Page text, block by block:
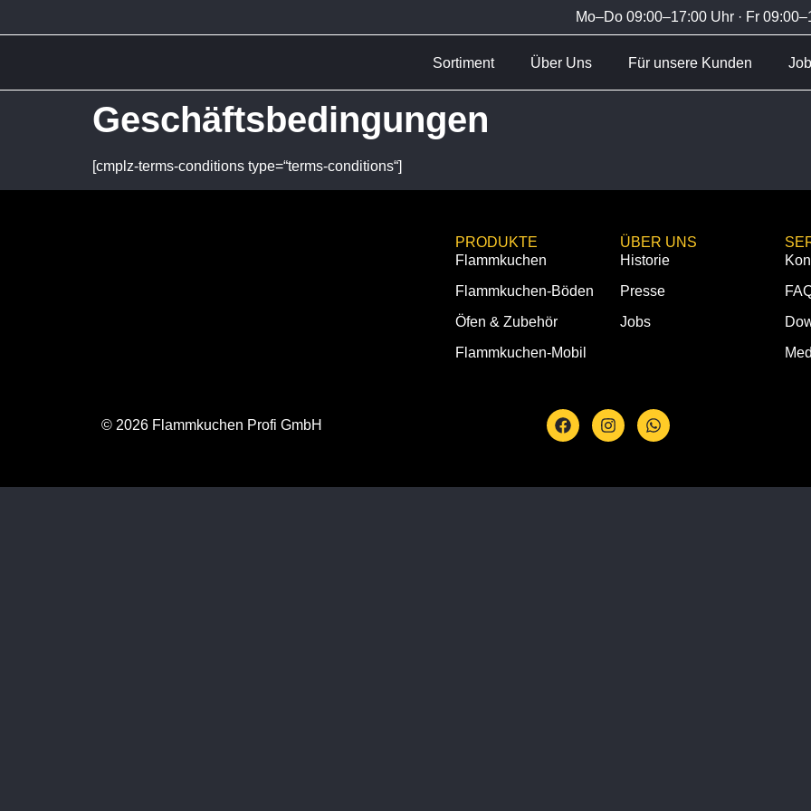
Mo–Do 09:00–17:00 Uhr · Fr
Sortiment Über Uns Für unsere Kunden
Geschäftsbedingungen
[cmplz-terms-conditions type=“terms-conditions“]
PRODUKTE
Flammkuchen
Flammkuchen-Böden
Öfen & Zubehör
Flammkuchen-Mobil
ÜBER UNS
Historie
Presse
Jobs
© 2026 Flammkuchen Profi GmbH